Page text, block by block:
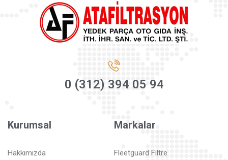
0 (312) 394 05 94
Kurumsal
Hakkımızda
Markalar
Fleetguard Filtre